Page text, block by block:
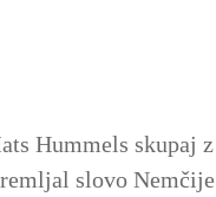
Hummels skupaj
slovo Nemčije